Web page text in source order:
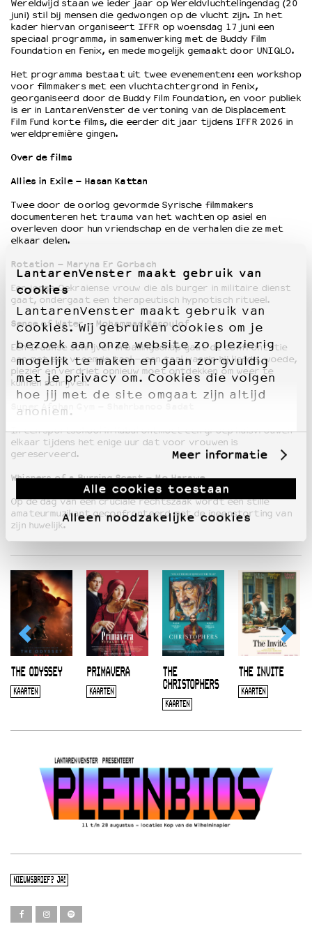
LantarenVenster maakt gebruik van
cookies
LantarenVenster maakt gebruik van
cookies. Wij gebruiken cookies om je
bezoek aan onze website zo plezierig
mogelijk te maken en gaan zorgvuldig
met je privacy om. Cookies die volgen
hoe jij met de site omgaat zijn altijd
anoniem.
Meer informatie
Alle cookies toestaan
Alleen noodzakelijke cookies
OVER LANTARENVENSTER
Wat we doen
Werken bij
Wie is wie
Word vriend
Historie
Partners
Huisregels
Integriteits- en gedragscode
Duurzaamheid
Culturele boycot Israël
Ruimte voor artistieke vrijheid – VNPF
Wereldwijd staan we ieder jaar op Wereldvluchtelingendag (20
juni) stil bij mensen die gedwongen op de vlucht zijn. In het
kader hiervan organiseert IFFR op woensdag 17 juni een
speciaal programma, in samenwerking met de Buddy Film
Foundation en Fenix, en mede mogelijk gemaakt door UNIQLO.
Het programma bestaat uit twee evenementen: een workshop
voor filmmakers met een vluchtachtergrond in Fenix,
georganiseerd door de Buddy Film Foundation, en voor publiek
is er in LantarenVenster de vertoning van de Displacement
Film Fund korte films, die eerder dit jaar tijdens IFFR 2026 in
wereldpremière gingen.
Over de films
Allies in Exile – Hasan Kattan
Twee door de oorlog gevormde Syrische filmmakers
documenteren het trauma van het wachten op asiel en
overleven door hun vriendschap en de verhalen die ze met
elkaar delen.
Rotation – Maryna Er Gorbach
Een jonge Oekraiense vrouw die als burger in militaire dienst
gaat, ondergaat een therapeutisch hypnotisch ritueel.
Sense of Water – Mohammad Rasoulof
Een Iraanse schrijver in ballingschap gaat de confrontatie
aan met een vreemde taal – een taal waarin hij liefde, woede,
plezier en verdriet opnieuw moet ontdekken om weer te
kunnen schrijven.
Super Afghan Gym – Shahrbanoo Sadat
In een sportschool in Kabul ontmoet een groep huisvrouwen
elkaar tijdens het enige uur dat voor vrouwen is
gereserveerd.
Whispers of a Burning Scent – Mo Harawe
Op de dag van een cruciale rechtszaak wordt een stille
amateurmuzikant geconfronteerd met de ineenstorting van
zijn huwelijk.
THE ODYSSEY
KAARTEN
PRIMAVERA
KAARTEN
THE
CHRISTOPHERS
KAARTEN
THE INVITE
KAARTEN
NIEUWSBRIEF? JA!